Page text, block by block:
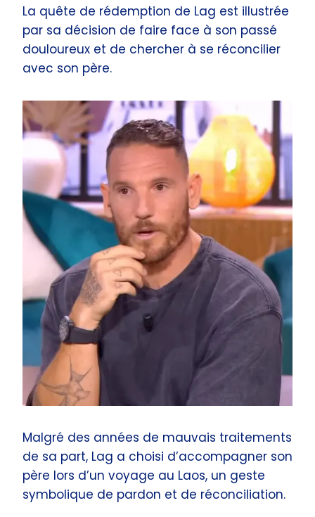
La quête de rédemption de Lag est illustrée
par sa décision de faire face à son passé
douloureux et de chercher à se réconcilier
avec son père.
Malgré des années de mauvais traitements
de sa part, Lag a choisi d’accompagner son
père lors d’un voyage au Laos, un geste
symbolique de pardon et de réconciliation.